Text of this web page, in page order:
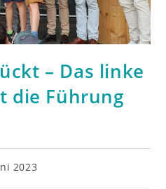
– Das linke
die Führung
2023